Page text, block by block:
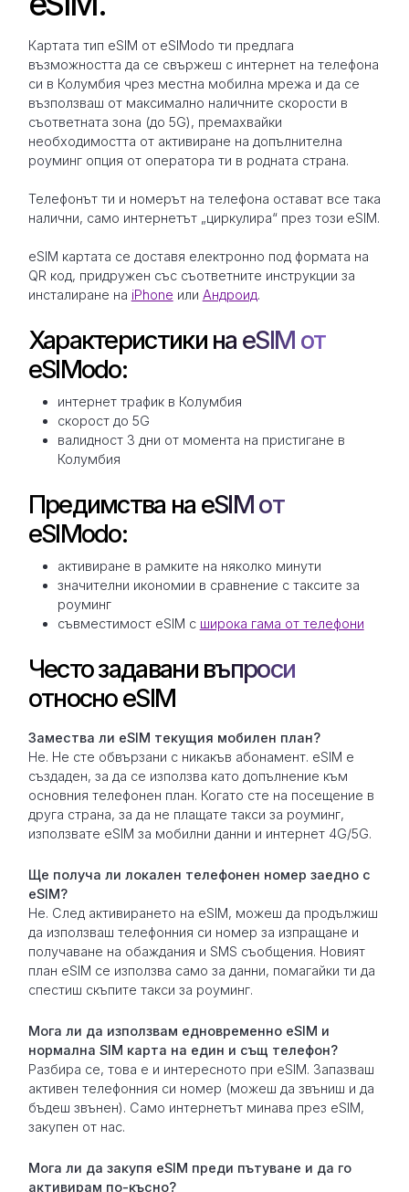
Картата тип eSIM от eSIModo ти предлага
възможността да се свържеш с интернет на телефона
си в Колумбия чрез местна мобилна мрежа и да се
възползваш от максимално наличните скорости в
съответната зона (до 5G), премахвайки
необходимостта от активиране на допълнителна
роуминг опция от оператора ти в родната страна.
Телефонът ти и номерът на телефона остават все така
налични, само интернетът „циркулира“ през този eSIM.
eSIM картата се доставя електронно под формата на
QR код, придружен със съответните инструкции за
инсталиране на iPhone или Андроид.
Характеристики на eSIM от
eSIModo:
интернет трафик в Колумбия
скорост до 5G
валидност 3 дни от момента на пристигане в
Колумбия
Предимства на eSIM от
eSIModo:
активиране в рамките на няколко минути
значителни икономии в сравнение с таксите за
роуминг
съвместимост eSIM с широка гама от телефони
Често задавани въпроси
относно eSIM
Замествa ли eSIM текущия мобилен план?
Не. Не сте обвързани с никакъв абонамент. eSIM е
създаден, за да се използва като допълнение към
основния телефонен план. Когато сте на посещение в
друга страна, за да не плащате такси за роуминг,
използвате eSIM за мобилни данни и интернет 4G/5G.
Ще получа ли локален телефонен номер заедно с
eSIM?
Не. След активирането на eSIM, можеш да продължиш
да използваш телефонния си номер за изпращане и
получаване на обаждания и SMS съобщения. Новият
план eSIM се използва само за данни, помагайки ти да
спестиш скъпите такси за роуминг.
Мога ли да използвам едновременно eSIM и
нормална SIM карта на един и същ телефон?
Разбира се, това е и интересното при eSIM. Запазваш
активен телефонния си номер (можеш да звъниш и да
бъдеш звънен). Само интернетът минава през eSIM,
закупен от нас.
Мога ли да закупя eSIM преди пътуване и да го
активирам по-късно?